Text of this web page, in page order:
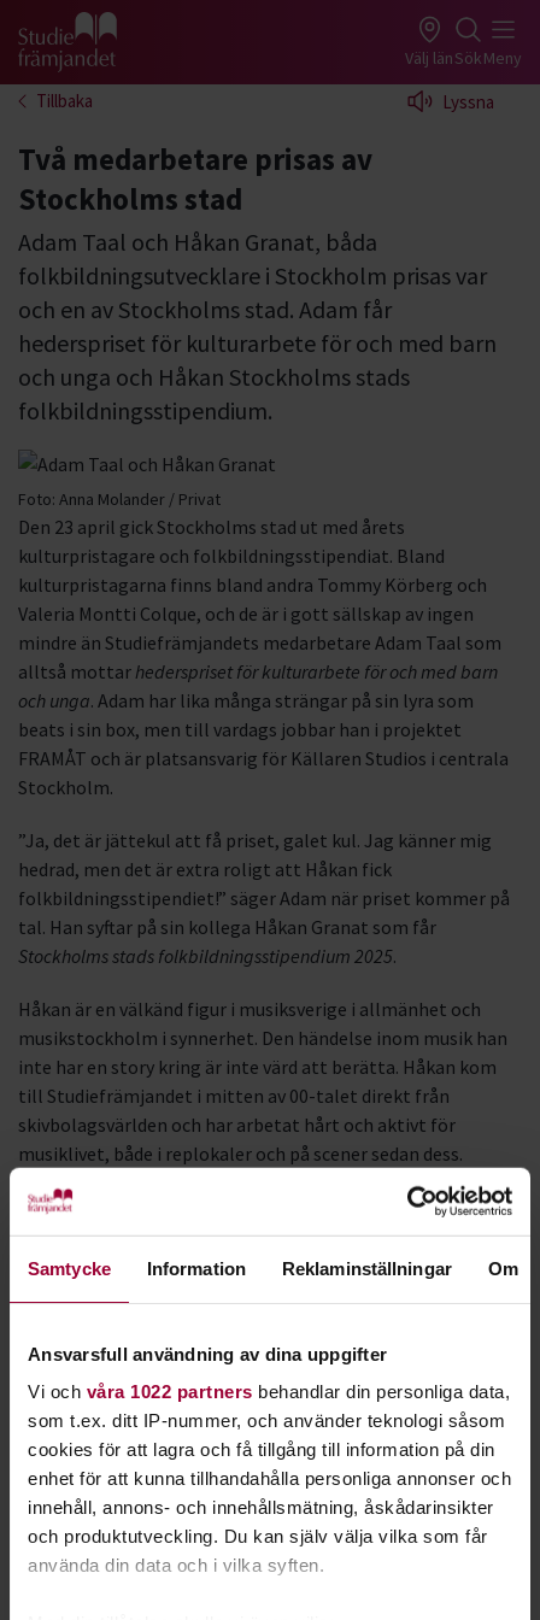
Samtycke Information Reklaminställningar Om
Ansvarsfull användning av dina uppgifter
Vi och våra 1022 partners behandlar din personliga data,
som t.ex. ditt IP-nummer, och använder teknologi såsom
cookies för att lagra och få tillgång till information på din
enhet för att kunna tillhandahålla personliga annonser och
innehåll, annons- och innehållsmätning, åskådarinsikter
och produktutveckling. Du kan själv välja vilka som får
använda din data och i vilka syften.
Gå till studiefrämjandets startsida Välj länSökMeny
Tillbaka Lyssna
Två medarbetare prisas av
Stockholms stad
Adam Taal och Håkan Granat, båda
folkbildningsutvecklare i Stockholm prisas var
och en av Stockholms stad. Adam får
hederspriset för kulturarbete för och med barn
och unga och Håkan Stockholms stads
folkbildningsstipendium.
Foto: Anna Molander / Privat
Den 23 april gick Stockholms stad ut med årets
kulturpristagare och folkbildningsstipendiat. Bland
kulturpristagarna finns bland andra Tommy Körberg och
Valeria Montti Colque, och de är i gott sällskap av ingen
mindre än Studiefrämjandets medarbetare Adam Taal som
alltså mottar hederspriset för kulturarbete för och med barn
och unga. Adam har lika många strängar på sin lyra som
beats i sin box, men till vardags jobbar han i projektet
FRAMÅT och är platsansvarig för Källaren Studios i centrala
Stockholm.
”Ja, det är jättekul att få priset, galet kul. Jag känner mig
hedrad, men det är extra roligt att Håkan fick
folkbildningsstipendiet!” säger Adam när priset kommer på
tal. Han syftar på sin kollega Håkan Granat som får
Stockholms stads folkbildningsstipendium 2025.
Håkan är en välkänd figur i musiksverige i allmänhet och
musikstockholm i synnerhet. Den händelse inom musik han
inte har en story kring är inte värd att berätta. Håkan kom
till Studiefrämjandet i mitten av 00-talet direkt från
skivbolagsvärlden och har arbetat hårt och aktivt för
musiklivet, både i replokaler och på scener sedan dess.
Som organisation och medarbetare ställer sig
Studiefrämjandet naturligtvis oerhört stolt sida vid sida vid
våra medarbetare. Men det är personerna Adam Taal och
applåderar tillsammans med många andra de välförtjänta
pristagarna.
Grattis Adam och Håkan!
Motiveringar
Hederspriset i kulturarbete för och med barn och unga: Adam
Taal